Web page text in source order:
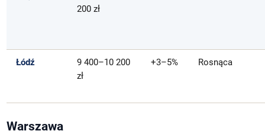
200 zł
Łódź
9 400–10 200
zł
+3–5% Rosnąca
Warszawa